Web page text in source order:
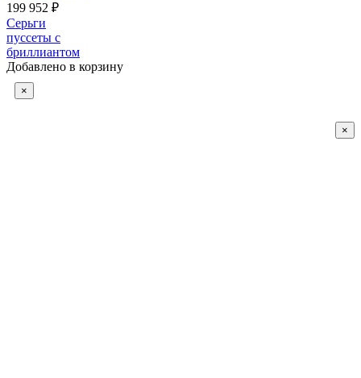
199 952 ₽
Серьги
пуссеты с
бриллиантом
Добавлено в корзину
×
×